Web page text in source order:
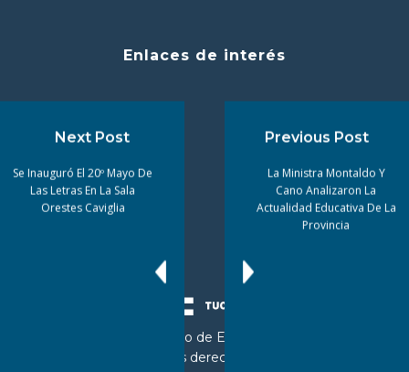
Enlaces de interés
© 2024 Ministerio de Educación de
Tucumán. Todos los derechos reservados
Previous Post
La Ministra Montaldo Y
Cano Analizaron La
Actualidad Educativa De La
Provincia
Next Post
Se Inauguró El 20º Mayo De
Las Letras En La Sala
Orestes Caviglia